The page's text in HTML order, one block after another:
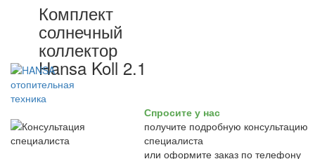
Комплект
солнечный
коллектор
Hansa Koll 2.1
Спросите у нас
получите подробную консультацию
специалиста
или оформите заказ по телефону